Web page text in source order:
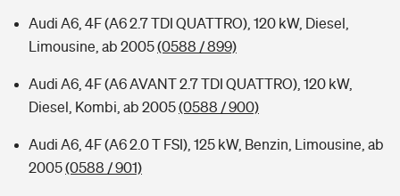
Audi A6, 4F (A6 2.7 TDI QUATTRO), 120 kW, Diesel,
Limousine, ab 2005(0588 / 899)
Audi A6, 4F (A6 AVANT 2.7 TDI QUATTRO), 120 kW,
Diesel, Kombi, ab 2005(0588 / 900)
Audi A6, 4F (A6 2.0 T FSI), 125 kW, Benzin, Limousine, ab
2005(0588 / 901)